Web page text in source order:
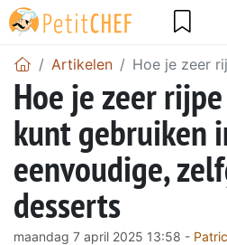
Artikelen Hoe je zeer
Hoe je zeer
kunt gebruiken
eenvoudige,
desserts
maandag 7 april 2025 13:58 -